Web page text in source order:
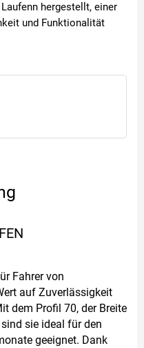
hergestellt, einer
und Funktionalität
Fahrer von
auf Zuverlässigkeit
dem Profil 70, der Breite
sie ideal für den
geeignet. Dank